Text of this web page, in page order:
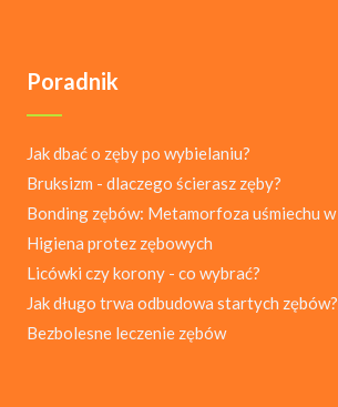
Poradnik
Jak dbać o zęby po wybielaniu?
Bruksizm - dlaczego ścierasz zęby?
Bonding zębów: Metamorfoza uśmiechu
Higiena protez zębowych
Licówki czy korony - co wybrać?
Jak długo trwa odbudowa startych zębów?
Bezbolesne leczenie zębów